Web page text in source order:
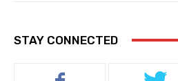
STAY CONNECTED